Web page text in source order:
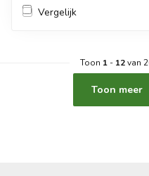
Vergelijk
Toon 1 - 12van
Toon meer